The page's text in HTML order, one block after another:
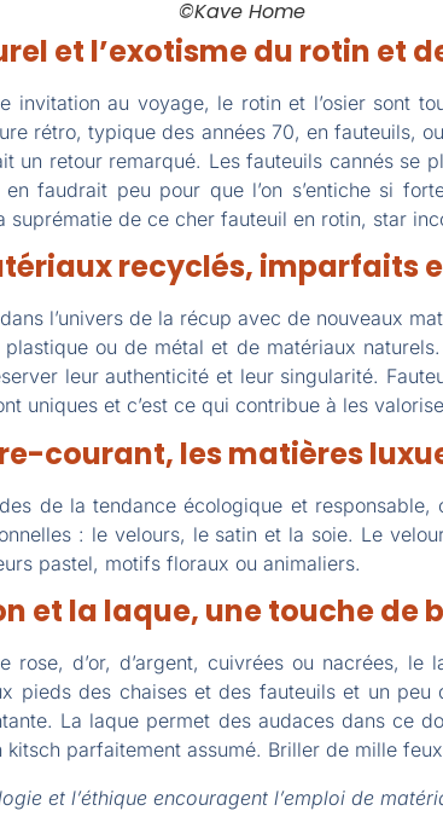
©Kave Home
et l’exotisme du rotin et
invitation au voyage, le rotin et l’osier sont
rétro, typique des années 70, en fauteuils,
un retour remarqué. Les fauteuils cannés se
faudrait peu pour que l’on s’entiche si
suprématie de ce cher fauteuil en rotin, star
recyclés, imparfaits
l’univers de la récup avec de nouveaux
ou de métal et de matériaux
leur authenticité et leur singularité.
uniques et c’est ce qui contribue à les
courant, les matières
de la tendance écologique et
: le velours, le satin et la soie. Le
pastel, motifs floraux ou animaliers.
et la laque, une touche de
rose, d’or, d’argent, cuivrées ou nacrées,
pieds des chaises et des fauteuils et un
La laque permet des audaces dans ce
kitsch parfaitement assumé. Briller de mille
et l’éthique encouragent l’emploi de